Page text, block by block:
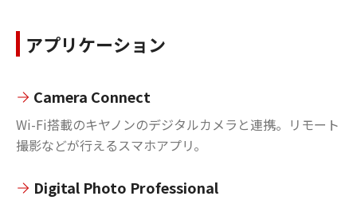
アプリケーション
Camera Connect
Wi-Fi搭載のキヤノンのデジタルカメラと連携。リモート
撮影などが行えるスマホアプリ。
Digital Photo Professional